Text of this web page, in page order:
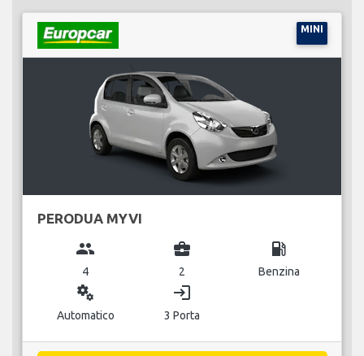
MINI
PERODUA MYVI
group
4
business_center
2
local_gas_station
Benzina
miscellaneous_services
Automatico
login
3 Porta